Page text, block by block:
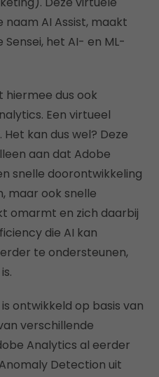
AI Assist, maakt
het AI- en ML-
hiermee dus ook
Een virtueel
kan dus wel? Deze
aan dat Adobe
snelle doorontwikkeling
maar ook snelle
omarmt en zich daarbij
die AI kan
te ondersteunen,
ontwikkeld op basis van
verschillende
Analytics al eerder
Detection uit